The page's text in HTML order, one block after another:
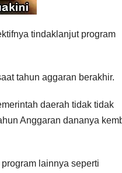
tindaklanjut program
tahun aggaran berakhir.
daerah tidak tidak
Anggaran dananya
lainnya seperti